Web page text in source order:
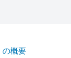
の概要